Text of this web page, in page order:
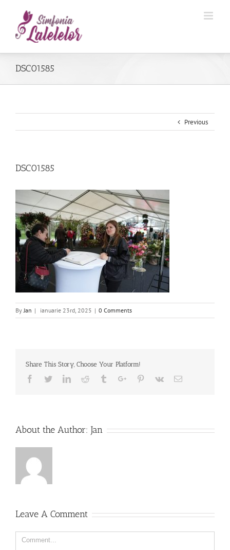
DSC01585
Previous
DSC01585
ByJan | ianuarie 23rd, 2025 | 0 Comments
Share This Story, Choose Your Platform!
Facebook
TwitterLinkedinReddit TumblrGoogle+Pinterest
Vk Email
About the Author: Jan
Leave A Comment
Comment